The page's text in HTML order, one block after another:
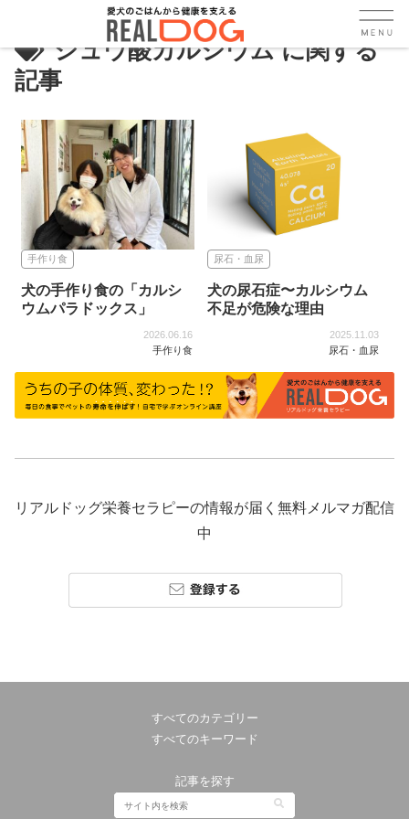
シュウ酸カルシウム
手作り食
犬の手作り食の「カルシ
ウムパラドックス」
2026.06.16
手作り食
尿石・血尿
犬の尿石症〜カルシウム
不足が危険な理由
2025.11.03
尿石・血尿
リアルドッグ栄養セラピーの情報が届く無料メルマガ配信
中
すべてのカテゴリー
すべてのキーワード
記事を探す